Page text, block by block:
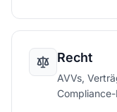
Recht
AVVs,